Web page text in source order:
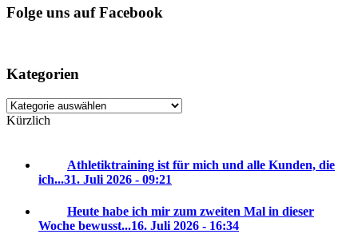
Folge uns auf Facebook
Kategorien
Kategorien
Kürzlich
Athletiktraining ist für mich und alle Kunden, die
ich...31. Juli 2026 - 09:21
Heute habe ich mir zum zweiten Mal in dieser
Woche bewusst...16. Juli 2026 - 16:34